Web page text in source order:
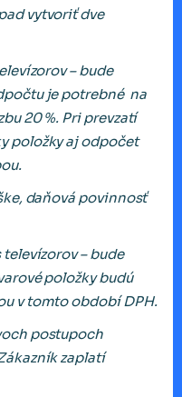
vytvoriť dve
– bude
je potrebné na
20 %. Pri prevzatí
položky aj odpočet
daňová povinnosť
– bude
položky budú
v tomto období DPH.
postupoch
zaplatí